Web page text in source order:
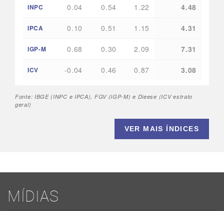
INPC
0.04 0.54 1.22 4.48
IPCA 0.10 0.51 1.15 4.31
IGP-M 0.68 0.30 2.09 7.31
ICV -0.04 0.46 0.87 3.08
Fonte: IBGE (INPC e IPCA), FGV (IGP-M) e Dieese (ICV estrato
geral)
VER MAIS ÍNDICES
MÍDIAS